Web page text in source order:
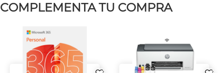
COMPLEMENTA TU COMPRA